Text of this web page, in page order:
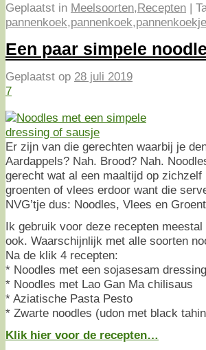
Geplaatst in Meelsoorten,Recepten |
pannenkoek,pannenkoek,
Een paar simpele
Geplaatst op 28 juli 2019
7
Er zijn van die gerechten waarbij je
Aardappels? Nah. Brood? Nah.
gerecht wat al een maaltijd op
groenten of vlees erdoor want die
NVG’tje dus: Noodles, Vlees en
Ik gebruik voor deze recepten meestal
ook. Waarschijnlijk met alle soorten
Na de klik 4 recepten:
* Noodles met een sojasesam dressing
* Noodles met Lao Gan Ma chilisaus
* Aziatische Pasta Pesto
* Zwarte noodles (udon met black
Klik hier voor de recepten…